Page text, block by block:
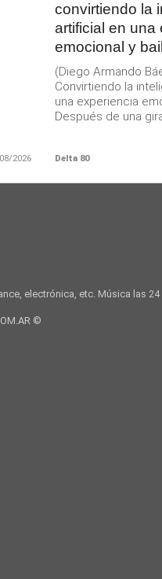
2026
convirtiendo la
artificial en una
emocional y
(Diego Armando
Convirtiendo la
una experiencia
Después de una
Delta 80
electrónica, etc. Música las
©